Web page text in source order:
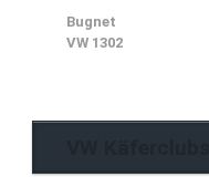
Bugnet
VW 1302